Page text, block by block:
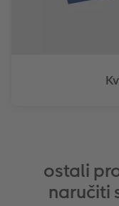
ostali
naručiti